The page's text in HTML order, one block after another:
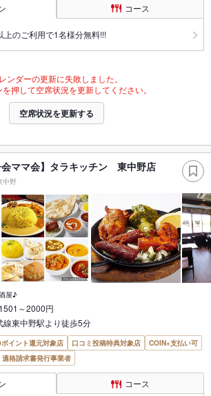
コース
上のご利用で1名様分無料!!!
ンダーの更新に失敗しました。
押して空席状況を更新してください。
空席状況を更新する
会ママ会】タラキッチン 東中野店
中野
屋♪
1501～2000円
東中野駅より徒歩5分
イント還元対象店 口コミ投稿特典対象店
COIN+支払い可
適格請求書発行事業者
コース